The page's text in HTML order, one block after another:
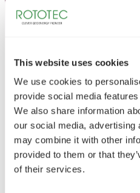
This website uses cookies
We use cookies to
provide social media
We also share information
our social media, advertising
may combine it with other
provided to them or that
of their services.